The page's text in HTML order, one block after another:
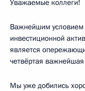
Уважаемые коллеги!
Важнейшим
инвестиционной
является
четвёртая
Мы уже добились